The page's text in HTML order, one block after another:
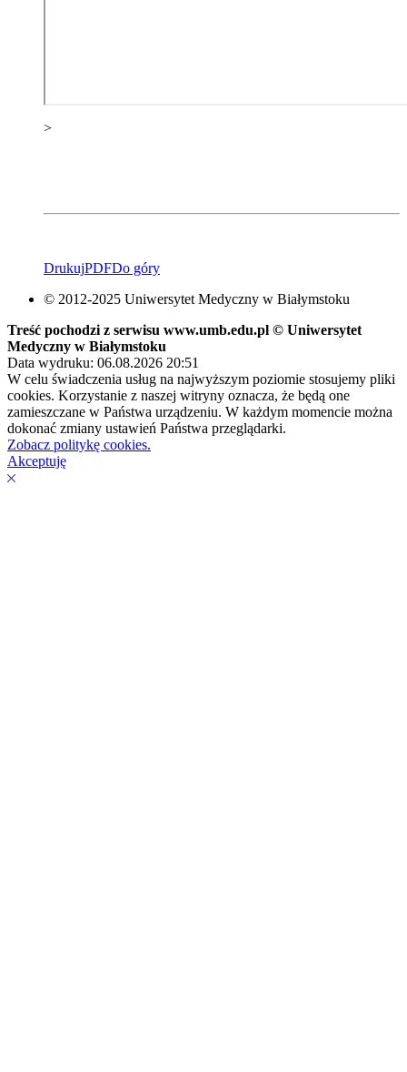
>
DrukujPDFDo góry
© 2012-2025 Uniwersytet Medyczny w Białymstoku
Treść pochodzi z serwisu www.umb.edu.pl © Uniwersytet
Medyczny w Białymstoku
Data wydruku: 06.08.2026 20:51
W celu świadczenia usług na najwyższym poziomie stosujemy pliki
cookies. Korzystanie z naszej witryny oznacza, że będą one
zamieszczane w Państwa urządzeniu. W każdym momencie można
dokonać zmiany ustawień Państwa przeglądarki.
Zobacz politykę cookies.
Akceptuję